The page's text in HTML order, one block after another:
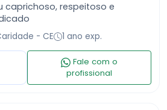
caprichoso, respeitoso e
- CE 1 ano exp.
Fale com o
profissional